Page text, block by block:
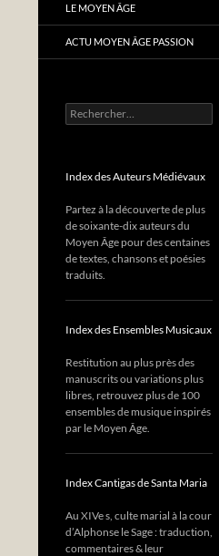
LE MOYEN ÂGE
ACTU MOYEN ÂGE PASSION
Rechercher :
Index des Auteurs Médiévaux
Partez à la découverte de plus
de soixante-dix auteurs du
Moyen Âge pour des centaines
de textes, chansons et poésies
traduits.
Index des Ensembles Musicaux
Restitution au plus près des
manuscrits ou variations plus
libres, retrouvez plus de 100
ensembles de musique inspirés
par le Moyen Âge.
Index Cantigas de Santa Maria
Au XIVe s, culte marial à la cour
d’Alphonse le Sage : traduction,
commentaires & leur